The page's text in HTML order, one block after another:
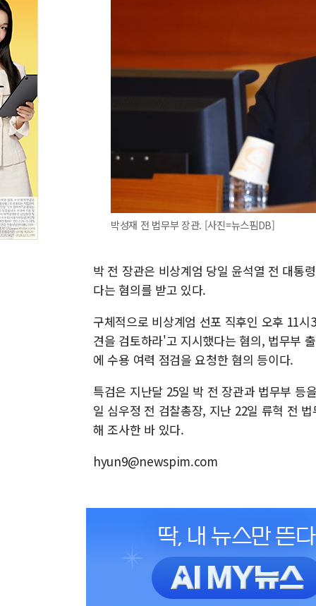
박성재 전 법무부 장관. [사진=뉴스핌DB]
박 전 장관은 비상계엄 당일 윤석열 전 대통
다는 혐의를 받고 있다.
구체적으로 비상계엄 선포 직후인 오후 11
견을 검토하라'고 지시했다는 혐의, 법무부
에 수용 여력 점검을 요청한 혐의 등이다.
특검은 지난달 25일 박 전 장관과 법무부 등
일 심우정 전 검찰총장, 지난 22일 류혁 전
해 조사한 바 있다.
hyun9@newspim.com